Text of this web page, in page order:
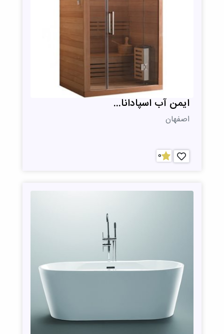
ایمن آب اسپادانا...
اصفهان
0